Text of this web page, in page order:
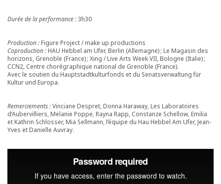
Durée de la performance :3h30
Production :Figure Project / make up productions
Coproduction :HAU Hebbel am Ufer, Berlin (Allemagne) ; Le Magasin des
horizons, Grenoble (France) ; Xing / Live Arts Week VII, Bologne (Italie) ;
CCN2, Centre chorégraphique national de Grenoble (France).
Avec le soutien du Hauptstadtkulturfonds et du Senatsverwaltung für
Kultur und Europa.
Remerciements :Vinciane Despret, Donna Haraway, Les Laboratoires
d’Aubervilliers, Melanie Poppe, Rayna Rapp, Constanze Schellow, Emilia
et Kathrin Schlosser, Mia Sellmann, l’équipe du Hau Hebbel Am Ufer, Jean-
Yves et Danielle Auvray.